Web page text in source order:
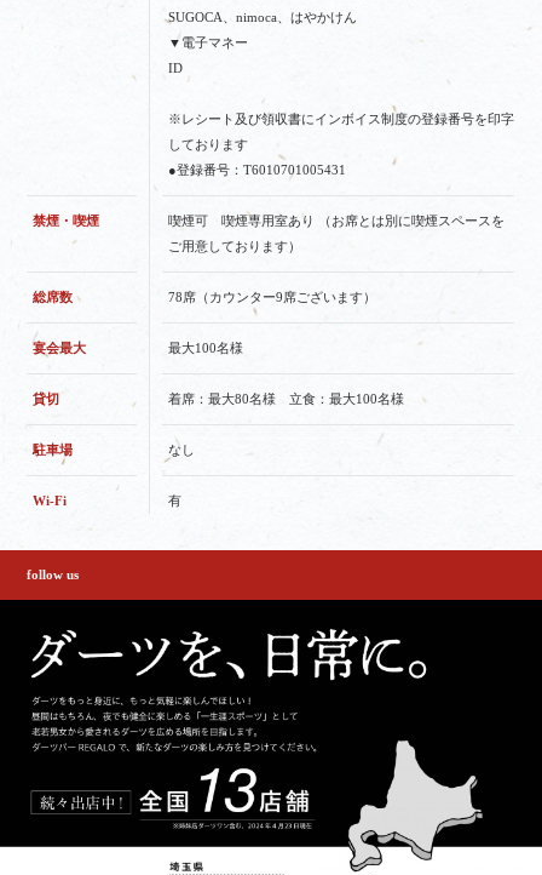
SUGOCA、nimoca、はやかけん
▼電子マネー
ID
※レシート及び領収書にインボイス制度の登録番号を印字
しております
●登録番号：T6010701005431
禁煙・喫煙
喫煙可 喫煙専用室あり （お席とは別に喫煙スペースを
ご用意しております）
総席数 78席（カウンター9席ございます）
宴会最大 最大100名様
貸切 着席：最大80名様 立食：最大100名様
駐車場 なし
Wi-Fi 有
follow us